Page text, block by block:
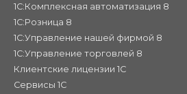
1С:Комплексная автоматизация 8
1С:Розница 8
1С:Управление нашей фирмой 8
1С:Управление торговлей 8
Клиентские лицензии 1С
Сервисы 1С